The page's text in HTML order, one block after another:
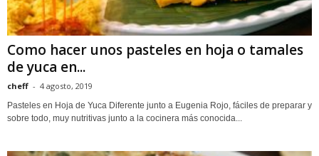
Como hacer unos pasteles en hoja o tamales
de yuca en...
cheff - 4 agosto, 2019
Pasteles en Hoja de Yuca Diferente junto a Eugenia Rojo, fáciles de preparar y
sobre todo, muy nutritivas junto a la cocinera más conocida...